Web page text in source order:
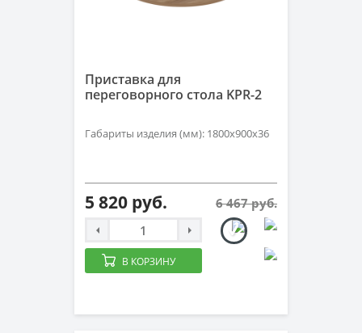
Приставка для
переговорного стола KPR-2
Габариты изделия (мм): 1800х900х36
5 820 руб. 6 467 руб.
В КОРЗИНУ